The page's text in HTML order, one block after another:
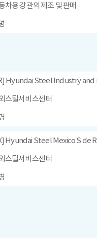
차용 강관의 제조 및 판매
Hyundai Steel Industry and
스틸서비스센터
Hyundai Steel Mexico S de
스틸서비스센터